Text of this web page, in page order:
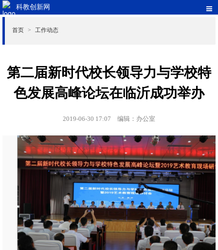
科教创新网
首页 > 工作动态
第二届新时代校长领导力与学校特
色发展高峰论坛在临沂成功举办
2019-06-30 17:07 编辑：办公室